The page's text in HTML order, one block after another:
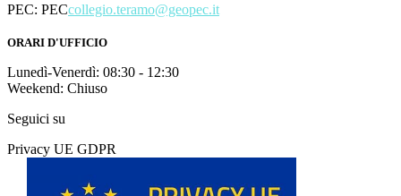
PEC: PECcollegio.teramo@geopec.it
ORARI D'UFFICIO
Lunedì-Venerdì: 08:30 - 12:30
Weekend: Chiuso
Seguici su
Privacy UE GDPR